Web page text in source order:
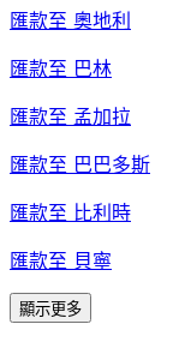
匯款至 奧地利
匯款至 巴林
匯款至 孟加拉
匯款至 巴巴多斯
匯款至 比利時
匯款至 貝寧
顯示更多